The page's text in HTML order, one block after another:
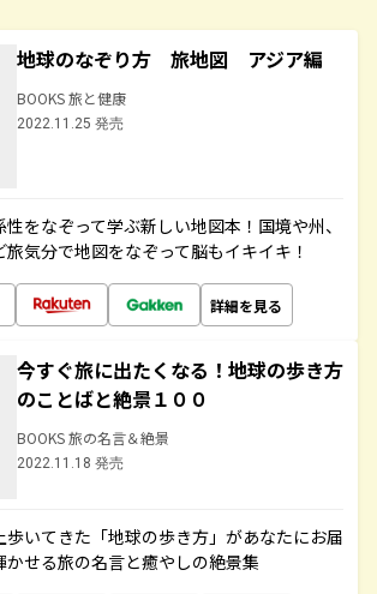
地球のなぞり方 旅地図 アジア編
BOOKS 旅と健康
2022.11.25 発売
をなぞって学ぶ新しい地図本！国境や州、
気分で地図をなぞって脳もイキイキ！
詳細を見る
今すぐ旅に出たくなる！地球の歩き方
のことばと絶景１００
BOOKS 旅の名言＆絶景
2022.11.18 発売
いてきた「地球の歩き方」があなたにお届
かせる旅の名言と癒やしの絶景集